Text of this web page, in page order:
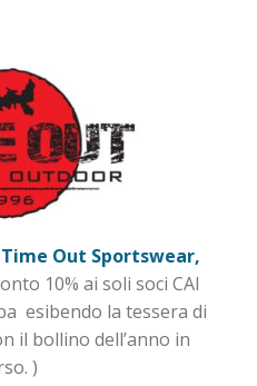
Time Out Sportswear,
10% ai soli soci CAI
esibendo la tessera di
il bollino dell’anno in
)